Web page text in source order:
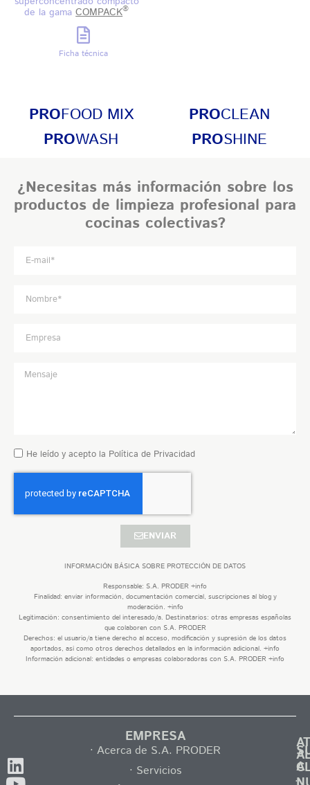
de la gamaCOMPACK®
Ficha técnica
PROFOOD MIX PROCLEAN
PROWASH PROSHINE
¿Necesitas más información sobre los
productos de limpieza profesional para
cocinas colectivas?
He leído y acepto la Política de Privacidad
ENVIAR
INFORMACIÓN BÁSICA SOBRE PROTECCIÓN DE DATOS
Responsable: S.A. PRODER +info
Finalidad: enviar información, documentación comercial, suscripciones al blog y
moderación. +info
Legitimación: consentimiento del interesado/a. Destinatarios: otras empresas españolas
que colaboren con S.A. PRODER
Derechos: el usuario/a tiene derecho al acceso, modificación y supresión de los datos
aportados, así como otros derechos detallados en la información adicional. +info
Información adicional: entidades o empresas colaboradoras con S.A. PRODER +info
EMPRESA
· Acerca de S.A. PRODER
· Servicios
A